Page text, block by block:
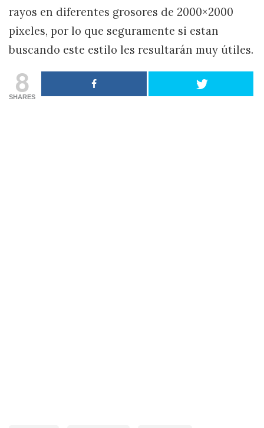
rayos en diferentes grosores de 2000×2000
pixeles, por lo que seguramente si estan
buscando este estilo les resultarán muy útiles.
8
SHARES